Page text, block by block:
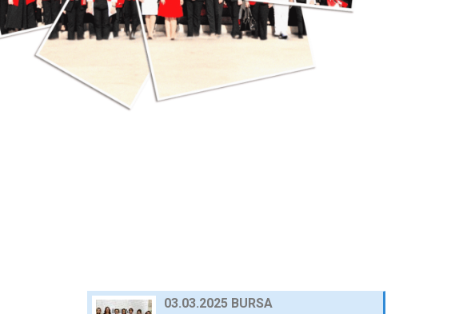
AWOLE, GİFED ÖNDERLİĞİNDE, 17
ÜLKEDEKİ KADIN…
24 Eylül 2024
AVRUPA BİRLİĞİ NEZDİNDE
TÜRKİYE DAİMİ TEMSİLCİ…
23.12.2024 AFYON